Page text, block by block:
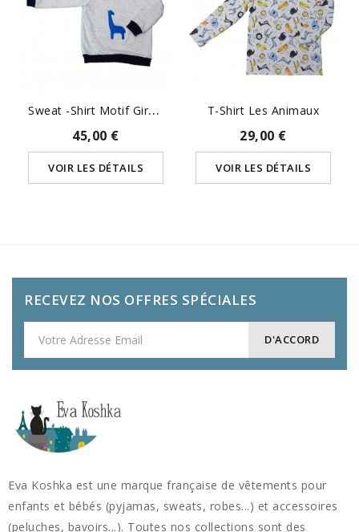
S
Weat -Shirt Motif Girafe...
45,00 €
VOIR LES DÉTAILS
T-Shirt Les Animaux
29,00 €
VOIR LES DÉTAILS
RECEVEZ NOS OFFRES SPÉCIALES
Eva Koshka est une marque française de vêtements pour
enfants et bébés (pyjamas, sweats, robes...) et accessoires
(peluches, bavoirs...). Toutes nos collections sont des